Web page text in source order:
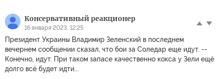
Консервативный реакционер
16 января 2023, 12:25
Президент Украины Владимир Зеленский в последнем
вечернем сообщении сказал, что бои за Соледар еще идут. --
Конечно, идут. При таком запасе качественно кокса у Зели ещё
долго всё будет идти...